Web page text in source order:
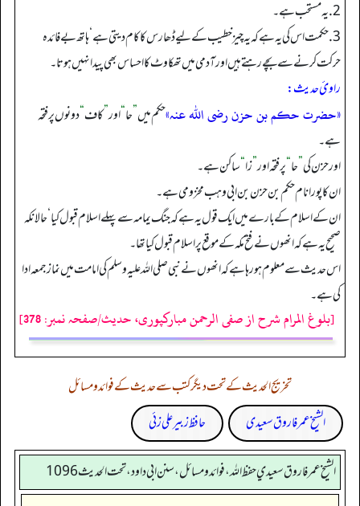
2.یہ مستحب ہے۔
3. حکمت اس کی یہ ہے کہ یہ چیز خطیب کے لیے ڈھارس کا کام دیتی ہے‘ ہاتھ بے فائدہ
حرکت کرنے سے بچے رہتے ہیں اور آدمی میں تھکاوٹ کا احساس بھی پیدا نہیں ہوتا۔
راویٔ حدیث:
«حضرت حکم بن حزن رضی اللہ عنہ»‏‏‏‏ حکم میں”حا“اور”کاف“دونوں پر فتحہ
ہے۔
اور حزن کی”حا“پر فتحہ اور”زا“ساکن ہے۔
ان کا پورا نام حکم بن حزن بن ابی وہب مخزومی ہے۔
ان کے اسلام کے بارے میں ایک قول یہ ہے کہ جنگ یمامہ سے پہلے اسلام قبول کیا‘ حالانکہ
صحیح یہ ہے کہ انھوں نے فتح مکہ کے موقع پر اسلام قبول کیا تھا۔
اس حدیث سے معلوم ہو رہا ہے کہ انھوں نے نبی صلی اللہ علیہ وسلم کی امامت میں نماز جمعہ ادا
کی ہے۔
[بلوغ المرام شرح از صفی الرحمن مبارکپوری، حدیث/صفحہ نمبر: 378]
تخریج الحدیث کے تحت دیگر کتب سے حدیث کے فوائد و مسائل
الشیخ عمر فاروق سعیدی
حافظ زبیر علی زئی
الشيخ عمر فاروق سعيدي حفظ الله، فوائد و مسائل، سنن ابي داود ، تحت الحديث 1096